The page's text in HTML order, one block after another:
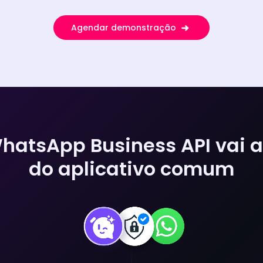
Agendar demonstração
Business API vai
do aplicativo comum